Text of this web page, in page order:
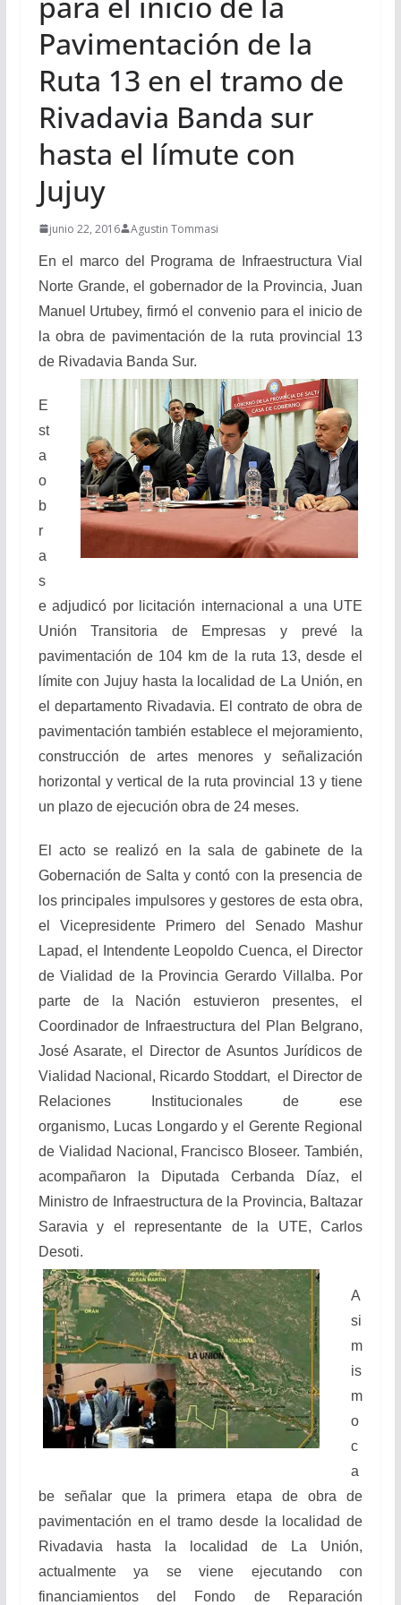
Pavimentación de la
Ruta 13 en el tramo de
Rivadavia Banda sur
hasta el límute con
Jujuy
junio 22, 2016 Agustin Tommasi
En el marco del Programa de Infraestructura Vial
Norte Grande, el gobernador de la Provincia, Juan
Manuel Urtubey, firmó el convenio para el inicio de
la obra de pavimentación de la ruta provincial 13
de Rivadavia Banda Sur.
E
st
a
o
b
r
a
s
e adjudicó por licitación internacional a una UTE
Unión Transitoria de Empresas y prevé la
pavimentación de 104 km de la ruta 13, desde el
límite con Jujuy hasta la localidad de La Unión, en
el departamento Rivadavia. El contrato de obra de
pavimentación también establece el mejoramiento,
construcción de artes menores y señalización
horizontal y vertical de la ruta provincial 13 y tiene
un plazo de ejecución obra de 24 meses.
El acto se realizó en la sala de gabinete de la
Gobernación de Salta y contó con la presencia de
los principales impulsores y gestores de esta obra,
el Vicepresidente Primero del Senado Mashur
Lapad, el Intendente Leopoldo Cuenca, el Director
de Vialidad de la Provincia Gerardo Villalba. Por
parte de la Nación estuvieron presentes, el
Coordinador de Infraestructura del Plan Belgrano,
José Asarate, el Director de Asuntos Jurídicos de
Vialidad Nacional, Ricardo Stoddart, el Director de
Relaciones Institucionales de ese
organismo, Lucas Longardo y el Gerente Regional
de Vialidad Nacional, Francisco Bloseer. También,
acompañaron la Diputada Cerbanda Díaz, el
Ministro de Infraestructura de la Provincia, Baltazar
Saravia y el representante de la UTE, Carlos
Desoti.
A
si
m
is
m
o
c
a
be señalar que la primera etapa de obra de
pavimentación en el tramo desde la localidad de
Rivadavia hasta la localidad de La Unión,
actualmente ya se viene ejecutando con
financiamientos del Fondo de Reparación